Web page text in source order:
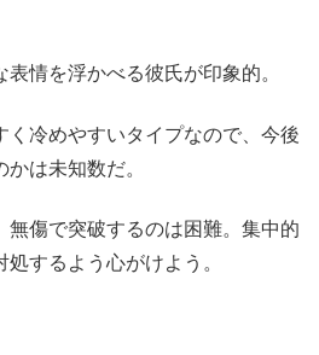
情を浮かべる彼氏が印象的。
く冷めやすいタイプなので、今後
は未知数だ。
無傷で突破するのは困難。集中的
するよう心がけよう。